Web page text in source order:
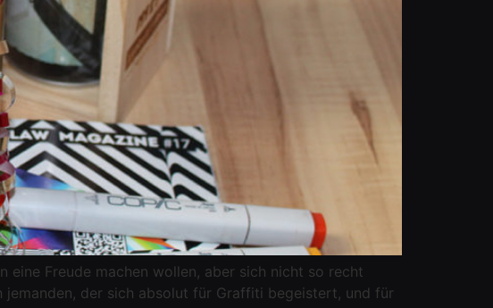
eine Freude machen wollen, aber sich nicht so recht
jemanden, der sich absolut für Graffiti begeistert, und für